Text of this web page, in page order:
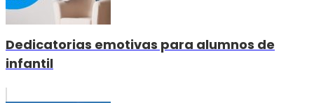
Dedicatorias emotivas para alumnos de
infantil